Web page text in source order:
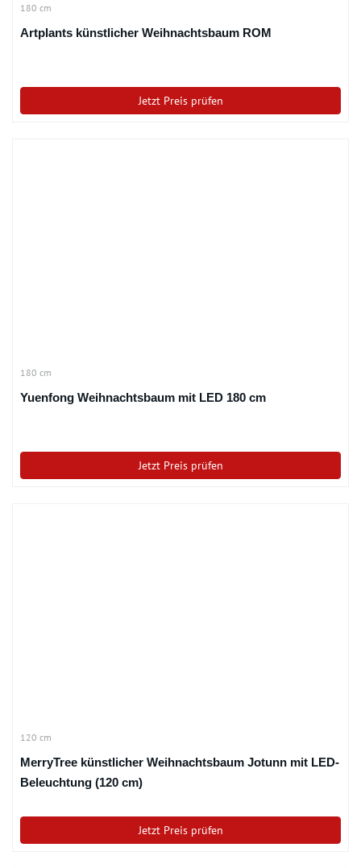
180 cm
Artplants künstlicher Weihnachtsbaum ROM
Jetzt Preis prüfen
180 cm
Yuenfong Weihnachtsbaum mit LED 180 cm
Jetzt Preis prüfen
120 cm
MerryTree künstlicher Weihnachtsbaum Jotunn mit LED-
Beleuchtung (120 cm)
Jetzt Preis prüfen